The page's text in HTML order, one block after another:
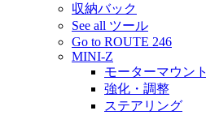
収納バック
See all ツール
Go to ROUTE 246
MINI-Z
モーターマウント
強化・調整
ステアリング